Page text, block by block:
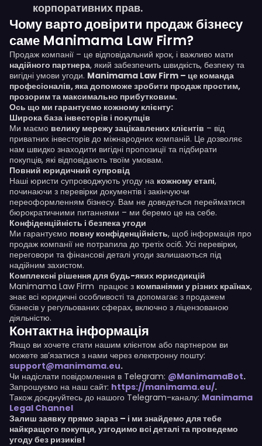
корпоративних прав.
Чому варто довірити продаж бізнесу
саме Manimama Law Firm?
Продаж компанії – це відповідальний крок, і важливо мати
надійного партнера, який забезпечить швидкість, безпеку та
вигідні умови угоди. Manimama Law Firm – це команда
професіоналів, яка допоможе зробити продаж простим,
прозорим та максимально прибутковим.
Ось що ми гарантуємо кожному клієнту:
Широка база інвесторів і покупців
Ми маємо велику мережу зацікавлених клієнтів – від
приватних інвесторів до міжнародних компаній. Це дозволяє
нам швидко знаходити вигідні пропозиції та підбирати
покупців, які відповідають твоїм умовам.
Повний юридичний супровід
Наші юристи супроводжують угоду на кожному етапі,
починаючи з перевірки документів і закінчуючи
переоформленням бізнесу. Вам не доведеться перейматися
бюрократичними питаннями – ми беремо це на себе.
Конфіденційність і безпека угоди
Ми гарантуємо повну конфіденційність, щоб інформація про
продаж компанії не потрапила до третіх осіб. Усі перевірки,
переговори та фінансові деталі угоди залишаються під
надійним захистом.
Комплексні рішення для будь-яких юрисдикцій
Manimama Law Firm працює з компаніями у різних країнах,
знає всі юридичні особливості та допомагає з продажем
бізнесів у регульованих сферах, включно з ліцензованою
діяльністю.
Контактна інформація
Якщо ви хочете стати нашим клієнтом або партнером ви
можете зв’язатися з нами через електронну пошту:
support@manimama.eu.
Чи надіслати повідомлення в Telegram: @ManimamaBot.
Запрошуємо на наш сайт: https://manimama.eu/.
Також доєднуйтесь до нашого Telegram-каналу: Manimama
Legal Channel
Залиш заявку прямо зараз – і ми знайдемо для тебе
найкращого покупця, узгодимо всі деталі та проведемо
угоду без ризиків!